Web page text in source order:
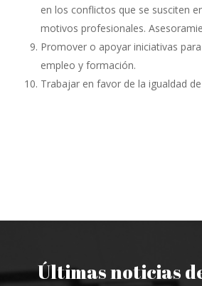
en los conflictos que se susciten
motivos profesionales.
Promover o apoyar iniciativas
empleo y formación.
Trabajar en favor de la igualdad
Últimas noticias